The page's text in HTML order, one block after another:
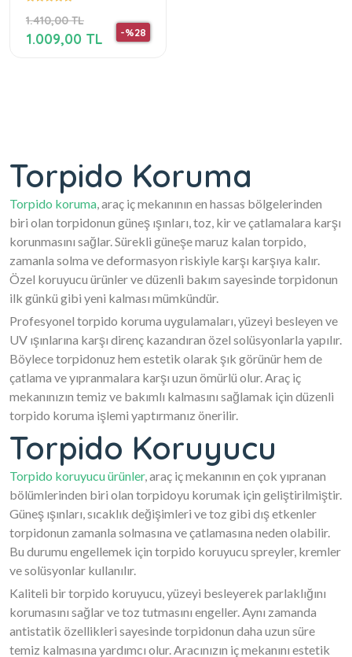
1.410,00 TL
-%28
1.009,00 TL
Torpido Koruma
Torpido koruma, araç iç mekanının en hassas bölgelerinden
biri olan torpidonun güneş ışınları, toz, kir ve çatlamalara karşı
korunmasını sağlar. Sürekli güneşe maruz kalan torpido,
zamanla solma ve deformasyon riskiyle karşı karşıya kalır.
Özel koruyucu ürünler ve düzenli bakım sayesinde torpidonun
ilk günkü gibi yeni kalması mümkündür.
Profesyonel torpido koruma uygulamaları, yüzeyi besleyen ve
UV ışınlarına karşı direnç kazandıran özel solüsyonlarla yapılır.
Böylece torpidonuz hem estetik olarak şık görünür hem de
çatlama ve yıpranmalara karşı uzun ömürlü olur. Araç iç
mekanınızın temiz ve bakımlı kalmasını sağlamak için düzenli
torpido koruma işlemi yaptırmanız önerilir.
Torpido Koruyucu
Torpido koruyucu ürünler, araç iç mekanının en çok yıpranan
bölümlerinden biri olan torpidoyu korumak için geliştirilmiştir.
Güneş ışınları, sıcaklık değişimleri ve toz gibi dış etkenler
torpidonun zamanla solmasına ve çatlamasına neden olabilir.
Bu durumu engellemek için torpido koruyucu spreyler, kremler
ve solüsyonlar kullanılır.
Kaliteli bir torpido koruyucu, yüzeyi besleyerek parlaklığını
korumasını sağlar ve toz tutmasını engeller. Aynı zamanda
antistatik özellikleri sayesinde torpidonun daha uzun süre
temiz kalmasına yardımcı olur. Aracınızın iç mekanını estetik